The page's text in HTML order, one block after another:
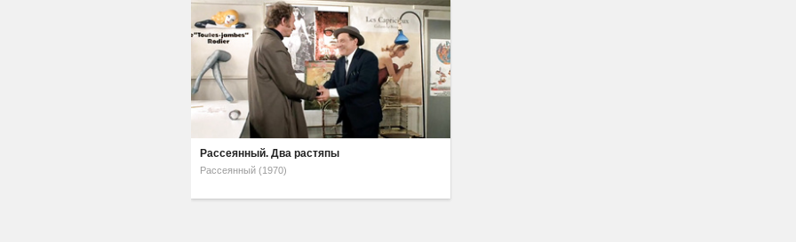
Рассеянный. Два растяпы
Рассеянный (1970)